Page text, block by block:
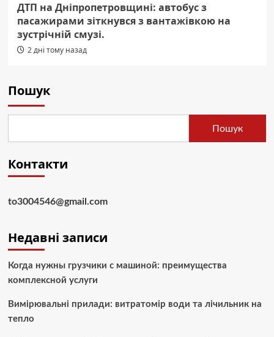
ДТП на Дніпропетровщині: автобус з
пасажирами зіткнувся з вантажівкою на
зустрічній смузі.
2 дні тому назад
Пошук
Пошук
Контакти
to3004546@gmail.com
Недавні записи
Когда нужны грузчики с машиной: преимущества
комплексной услуги
Вимірювальні прилади: витратомір води та лічильник на
тепло